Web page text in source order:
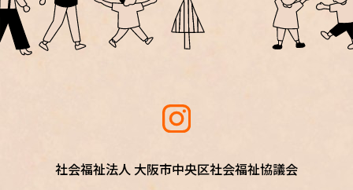
社会福祉法人 大阪市中央区社会福祉協議会